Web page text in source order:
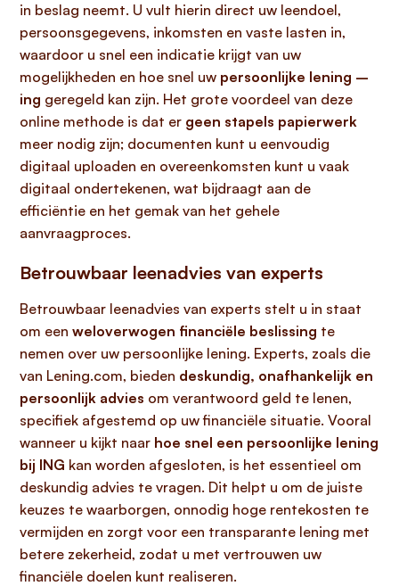
in beslag neemt. U vult hierin direct uw leendoel,
persoonsgegevens, inkomsten en vaste lasten in,
waardoor u snel een indicatie krijgt van uw
mogelijkheden en hoe snel uw persoonlijke lening –
ing geregeld kan zijn. Het grote voordeel van deze
online methode is dat er geen stapels papierwerk
meer nodig zijn; documenten kunt u eenvoudig
digitaal uploaden en overeenkomsten kunt u vaak
digitaal ondertekenen, wat bijdraagt aan de
efficiëntie en het gemak van het gehele
aanvraagproces.
Betrouwbaar leenadvies van experts
Betrouwbaar leenadvies van experts stelt u in staat
om een weloverwogen financiële beslissing te
nemen over uw persoonlijke lening. Experts, zoals die
van Lening.com, bieden deskundig, onafhankelijk en
persoonlijk advies om verantwoord geld te lenen,
specifiek afgestemd op uw financiële situatie. Vooral
wanneer u kijkt naar hoe snel een persoonlijke lening
bij ING kan worden afgesloten, is het essentieel om
deskundig advies te vragen. Dit helpt u om de juiste
keuzes te waarborgen, onnodig hoge rentekosten te
vermijden en zorgt voor een transparante lening met
betere zekerheid, zodat u met vertrouwen uw
financiële doelen kunt realiseren.